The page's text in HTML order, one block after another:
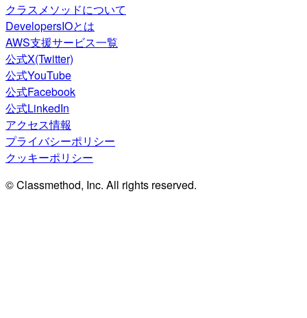
クラスメソッドについて
DevelopersIOとは
AWS支援サービス一覧
公式X(Twitter)
公式YouTube
公式Facebook
公式LinkedIn
アクセス情報
プライバシーポリシー
クッキーポリシー
© Classmethod, Inc. All rights reserved.